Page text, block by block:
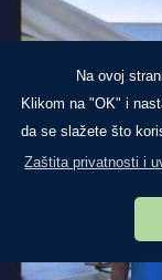
Na ovoj
Klikom na "OK" i
da se slažete što
Zaštita privatnosti i